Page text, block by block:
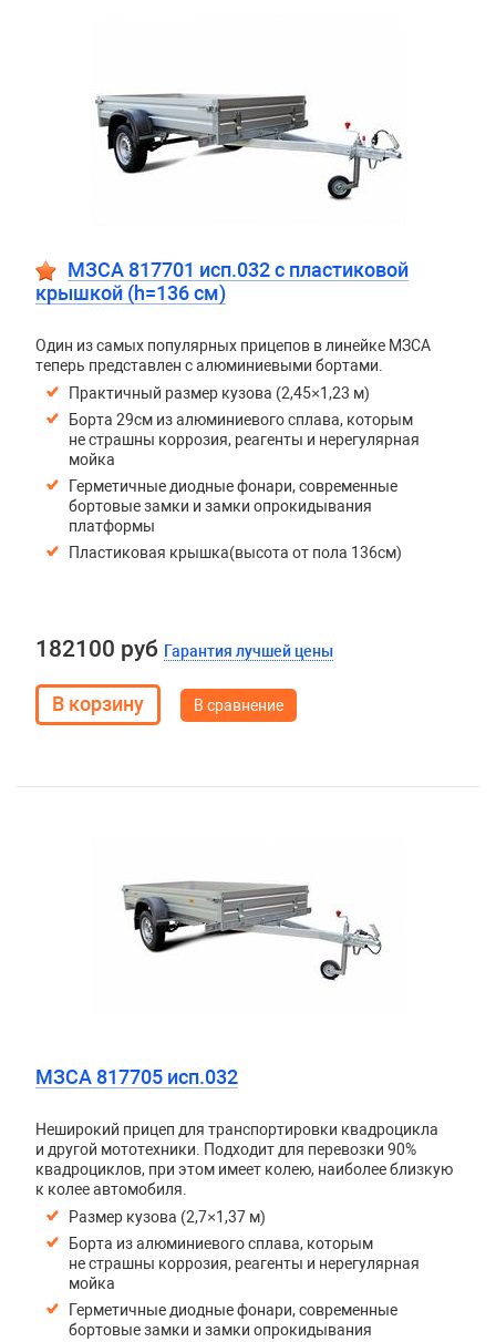
МЗСА 817701 исп.032 с пластиковой
крышкой (h=136 см)
Один из самых популярных прицепов в линейке МЗСА
теперь представлен с алюминиевыми бортами.
Практичный размер кузова (2,45×1,23 м)
Борта 29см из алюминиевого сплава, которым
не страшны коррозия, реагенты и нерегулярная
мойка
Герметичные диодные фонари, современные
бортовые замки и замки опрокидывания
платформы
Пластиковая крышка(высота от пола 136см)
182100 руб Гарантия лучшей цены
В сравнение
МЗСА 817705 исп.032
Неширокий прицеп для транспортировки квадроцикла
и другой мототехники. Подходит для перевозки 90%
квадроциклов, при этом имеет колею, наиболее близкую
к колее автомобиля.
Размер кузова (2,7×1,37 м)
Борта из алюминиевого сплава, которым
не страшны коррозия, реагенты и нерегулярная
мойка
Герметичные диодные фонари, современные
бортовые замки и замки опрокидывания